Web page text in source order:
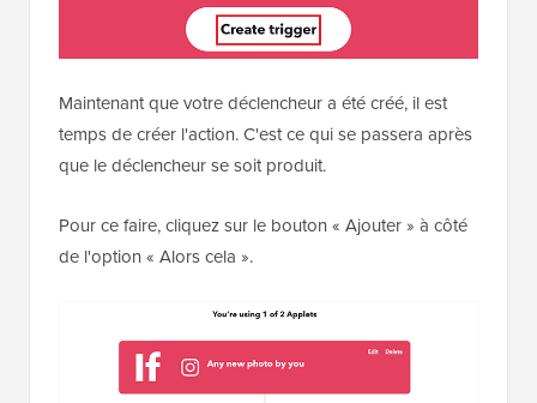
Maintenant que votre déclencheur a été créé, il est
temps de créer l'action. C'est ce qui se passera après
que le déclencheur se soit produit.
Pour ce faire, cliquez sur le bouton « Ajouter » à côté
de l'option « Alors cela ».